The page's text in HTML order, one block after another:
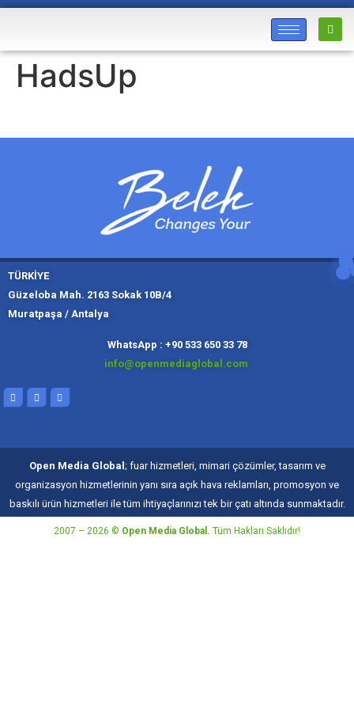
HadsUp
TÜRKİYE
Güzeloba Mah. 2163 Sokak 10B/4
Muratpaşa / Antalya
WhatsApp : +90 533 650 33 78
info@openmediaglobal.com
Open Media Global ; fuar hizmetleri, mimari çözümler, tasarım ve
organizasyon hizmetlerinin yanı sıra açık hava reklamları, promosyon ve
baskılı ürün hizmetleri ile tüm ihtiyaçlarınızı tek bir çatı altında sunmaktadır.
2007 – 2026 © Open Media Global. Tüm Hakları Saklıdır!